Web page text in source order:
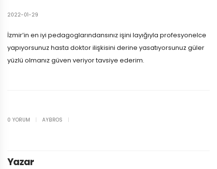
2022-01-29
İzmir’in en iyi pedagoglarındansınız işini layığıyla profesyonelce
yapıyorsunuz hasta doktor ilişkisini derine yasatıyorsunuz güler
yüzlü olmanız güven veriyor tavsiye ederim.
0 YORUM AYBROS
Yazar